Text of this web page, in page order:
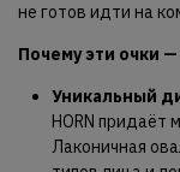
не готов идти на
Почему эти очки
Уникальный
HORN
Лаконичная